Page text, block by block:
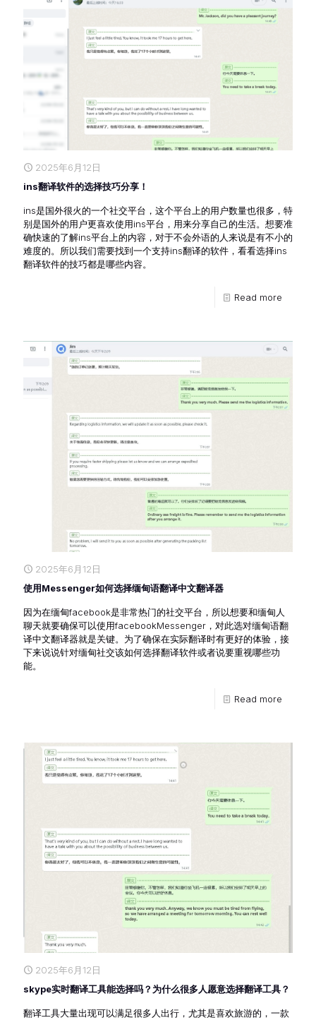
2025年6月12日
ins翻译软件的选择技巧分享！
ins是国外很火的一个社交平台，这个平台上的用户数量也很多，特
别是国外的用户更喜欢使用ins平台，用来分享自己的生活。想要准
确快速的了解ins平台上的内容，对于不会外语的人来说是有不小的
难度的。所以我们需要找到一个支持ins翻译的软件，看看选择ins
翻译软件的技巧都是哪些内容。
Read more
2025年6月12日
使用Messenger如何选择缅甸语翻译中文翻译器
因为在缅甸facebook是非常热门的社交平台，所以想要和缅甸人
聊天就要确保可以使用facebookMessenger，对此选对缅甸语翻
译中文翻译器就是关键。为了确保在实际翻译时有更好的体验，接
下来说说针对缅甸社交该如何选择翻译软件或者说要重视哪些功
能。
Read more
2025年6月12日
skype实时翻译工具能选择吗？为什么很多人愿意选择翻译工具？
翻译工具大量出现可以满足很多人出行，尤其是喜欢旅游的，一款